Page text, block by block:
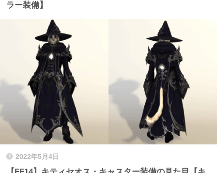
ラー装備】
2022年5月4日